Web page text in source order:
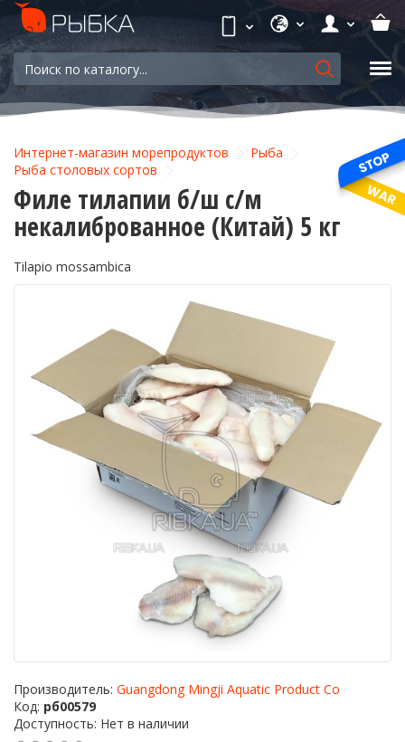
Интернет-магазин морепродуктов
Рыба
Рыба столовых сортов
Филе тилапии б/ш с/м
некалиброванное (Китай) 5 кг
Tilapio mossambica
Производитель: Guangdong Mingji Aquatic Product Co
Код: рб00579
Доступность: Нет в наличии